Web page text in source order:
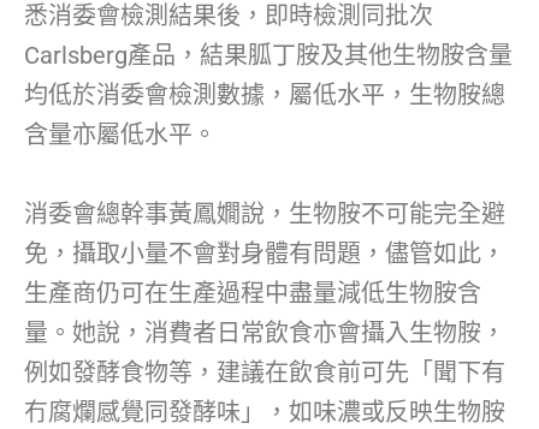
悉消委會檢測結果後，即時檢測同批次
Carlsberg產品，結果胍丁胺及其他生物胺含量
均低於消委會檢測數據，屬低水平，生物胺總
含量亦屬低水平。
消委會總幹事黃鳳嫺說，生物胺不可能完全避
免，攝取小量不會對身體有問題，儘管如此，
生產商仍可在生產過程中盡量減低生物胺含
量。她說，消費者日常飲食亦會攝入生物胺，
例如發酵食物等，建議在飲食前可先「聞下有
冇腐爛感覺同發酵味」，如味濃或反映生物胺